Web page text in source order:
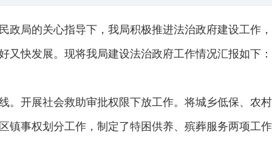
政局的关心指导下，我局积极推进法治政府建设工作
快发展。现将我局建设法治政府工作情况汇报如下：
。开展社会救助审批权限下放工作。将城乡低保、农
镇事权划分工作，制定了特困供养、殡葬服务两项工